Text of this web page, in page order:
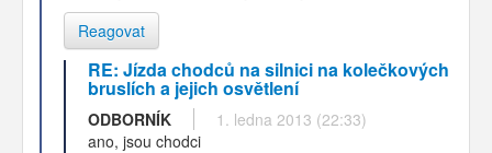
Reagovat
RE: Jízda chodců na silnici na kolečkových
bruslích a jejich osvětlení
ODBORNÍK
1. ledna 2013 (22:33)
ano, jsou chodci